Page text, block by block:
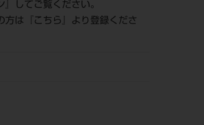
』してご覧ください。
方は『
こちら
』より登録くださ